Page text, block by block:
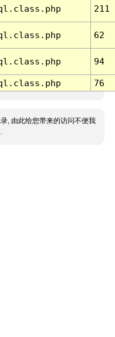
211
62
94
76
, 由此给您带来的访问不便我